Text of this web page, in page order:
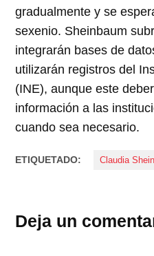
gradualmente y se
sexenio. Sheinbaum
integrarán bases de
utilizarán registros del
(INE), aunque este
información a las
cuando sea necesario.
ETIQUETADO: Claudia
Deja un